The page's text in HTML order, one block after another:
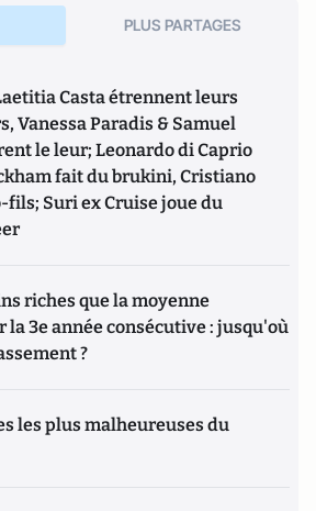
PLUS PARTAGES
Casta étrennent leurs
Vanessa Paradis & Samuel
le leur; Leonardo di Caprio
fait du brukini, Cristiano
fils; Suri ex Cruise joue du
riches que la moyenne
la 3e année consécutive : jusqu'où
?
les plus malheureuses du